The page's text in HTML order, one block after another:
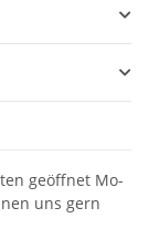
geöffnet Mo-
uns gern